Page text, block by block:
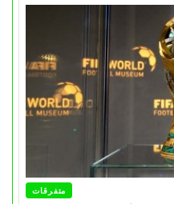
متفرقات